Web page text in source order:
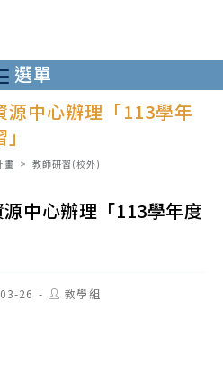
選單
源中心辦理「113學年
畫 > 教師研習(校外)
中心辦理「113學年度
26
Post教學組